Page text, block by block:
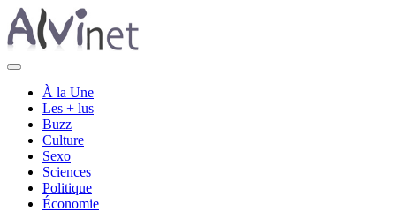
À la Une
Les + lus
Buzz
Culture
Sexo
Sciences
Politique
Économie